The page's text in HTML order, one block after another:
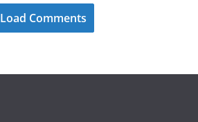
Load Comments